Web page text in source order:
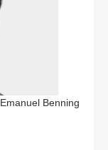
Emanuel Benning